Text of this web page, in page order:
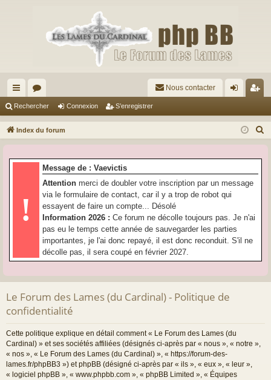
cc
ès
pi
or
u
s
Nous contacter
ne
on
nr
ist
Rechercher Connexion S’enregistrer
Index du forum
!
Message de : Vaevictis
Attention merci de doubler votre inscription par un message
via le formulaire de contact, car il y a trop de robot qui
essayent de faire un compte... Désolé
Information 2026 : Ce forum ne décolle toujours pas. Je n'ai
pas eu le temps cette année de sauvegarder les parties
importantes, je l'ai donc repayé, il est donc reconduit. S'il ne
décolle pas, il sera coupé en février 2027.
Le Forum des Lames (du Cardinal) - Politique de
confidentialité
Cette politique explique en détail comment « Le Forum des Lames (du
Cardinal) » et ses sociétés affiliées (désignés ci-après par « nous », « notre »,
« nos », « Le Forum des Lames (du Cardinal) », « https://forum-des-
lames.fr/phpBB3 ») et phpBB (désigné ci-après par « ils », « eux », « leur »,
« logiciel phpBB », « www.phpbb.com », « phpBB Limited », « Équipes